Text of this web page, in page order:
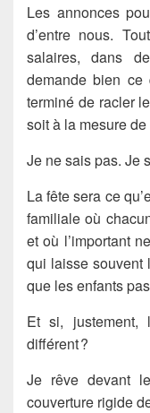
Les annonces
d’entre nous.
salaires, dans
demande bien ce
terminé de racler
soit à la mesure
Je ne sais pas. Je
La fête sera ce
familiale où
et où l’important
qui laisse souvent
que les enfants
Et si, justement,
différent ?
Je rêve devant
couverture rigide